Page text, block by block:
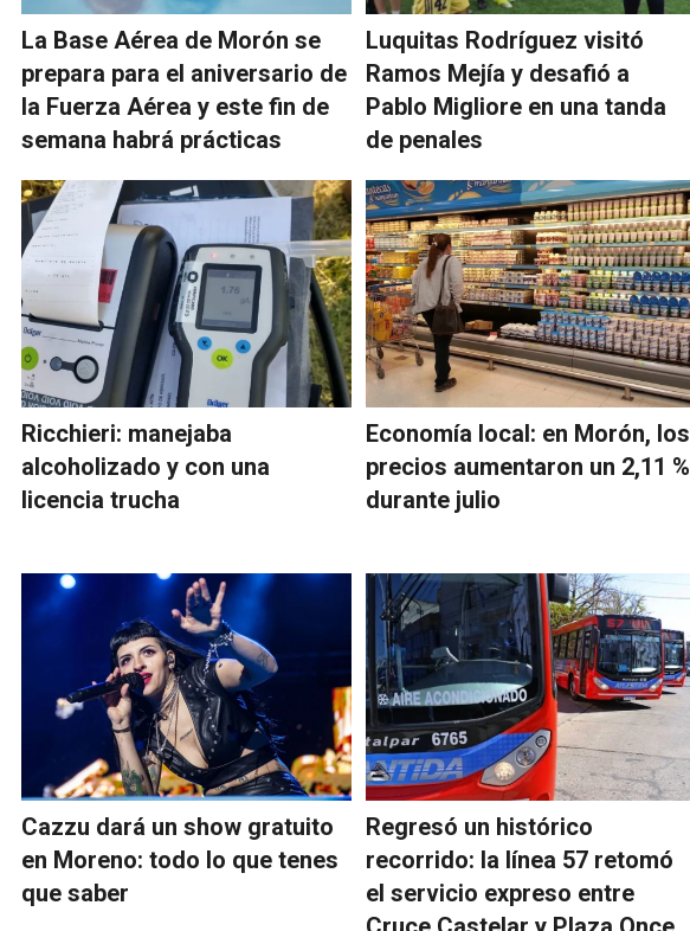
La Base Aérea de Morón se
prepara para el aniversario de
la Fuerza Aérea y este fin de
semana habrá prácticas
Luquitas Rodríguez visitó
Ramos Mejía y desafió a
Pablo Migliore en una tanda
de penales
Ricchieri: manejaba
alcoholizado y con una
licencia trucha
Economía local: en Morón, los
precios aumentaron un 2,11 %
durante julio
Cazzu dará un show gratuito
en Moreno: todo lo que tenes
que saber
Regresó un histórico
recorrido: la línea 57 retomó
el servicio expreso entre